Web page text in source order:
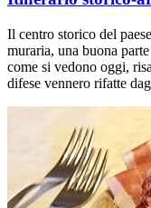
Il centro storico del
muraria, una buona
come si vedono oggi,
difese vennero rifatte